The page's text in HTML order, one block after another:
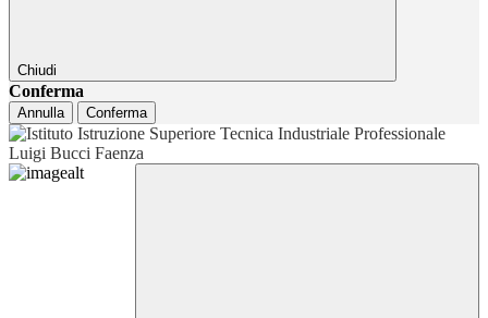
Chiudi
Conferma
Annulla Conferma